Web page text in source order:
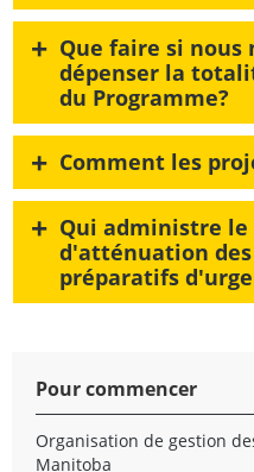
+ Que faire si nous
dépenser la
du Programme?
+ Comment les
+ Qui administre le
d'atténuation
préparatifs
Pour commencer
Organisation de gestion
Manitoba